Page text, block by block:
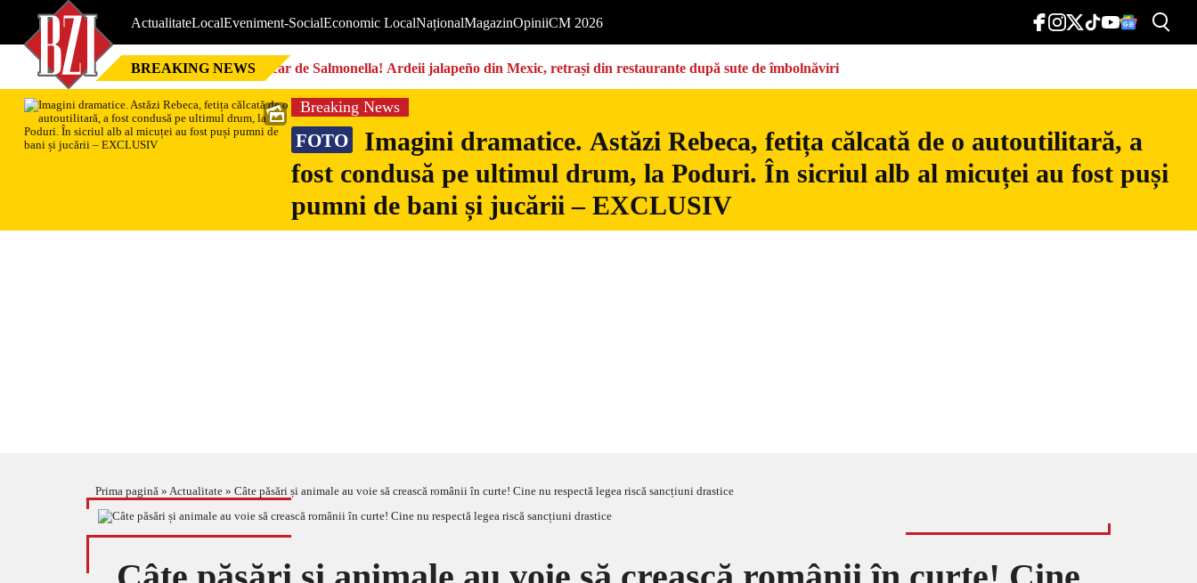
ActualitateLocalEveniment-SocialEconomic LocalNaționalMagazinOpiniiCM 2026
BREAKING NEWS Focar de Salmonella! Ardeii jalapeño din Mexic, retrași din restaurante după sute de îmbolnăviri
Breaking News
FOTO
Imagini dramatice. Astăzi Rebeca, fetița călcată de o autoutilitară, a
fost condusă pe ultimul drum, la Poduri. În sicriul alb al micuței au fost puși
pumni de bani și jucării – EXCLUSIV
Prima pagină » Actualitate » Câte păsări și animale au voie să crească românii în curte! Cine nu respectă legea riscă sancțiuni drastice